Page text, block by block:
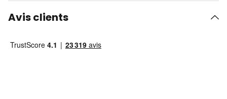
Avis clients